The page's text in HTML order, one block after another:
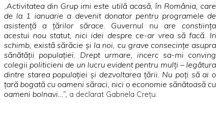
Activitatea din Grup imi este utilă acasă, în România, care
de la 1 ianuarie a devenit donator pentru programele de
asistenţă a ţărilor sărace. Guvernul nu are constiinţa
acestui nou statut, nici idei despre ce-ar vrea să facă. In
schimb, există sărăcie şi la noi, cu grave consecinţe asupra
sănătăţii populaţiei. Drept urmare, incerc sa-mi conving
colegii politicieni de un lucru evident pentru mulţi – legătura
dintre starea populaţiei şi dezvoltarea ţării. Nu poţi să ai o
ţară bogată cu oameni săraci, nici o economie sănătoasă cu
oameni bolnavi…”, a declarat Gabriela Creţu.